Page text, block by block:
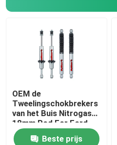
OEM de
Tweelingschokbrekers
van het Buis Nitrogas
18mm Rod For Ford
Ranger
Beste prijs